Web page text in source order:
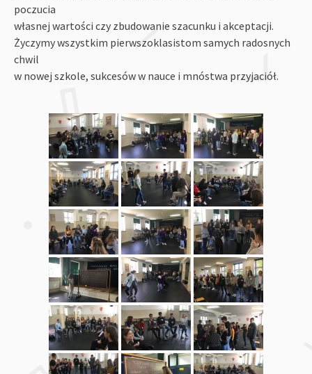
poczucia
własnej wartości czy zbudowanie szacunku i akceptacji.
Życzymy wszystkim pierwszoklasistom samych radosnych
chwil
w nowej szkole, sukcesów w nauce i mnóstwa przyjaciół.